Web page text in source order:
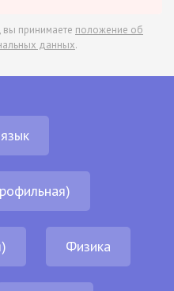
вы принимаете положение об
данных.
Физика